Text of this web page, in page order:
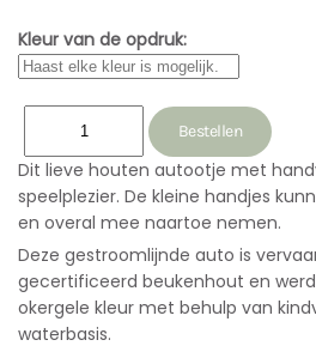
Kleur van de opdruk:
Dit lieve houten autootje met
speelplezier. De kleine handjes
en overal mee naartoe nemen.
Deze gestroomlijnde auto is
gecertificeerd beukenhout en
okergele kleur met behulp van
waterbasis.